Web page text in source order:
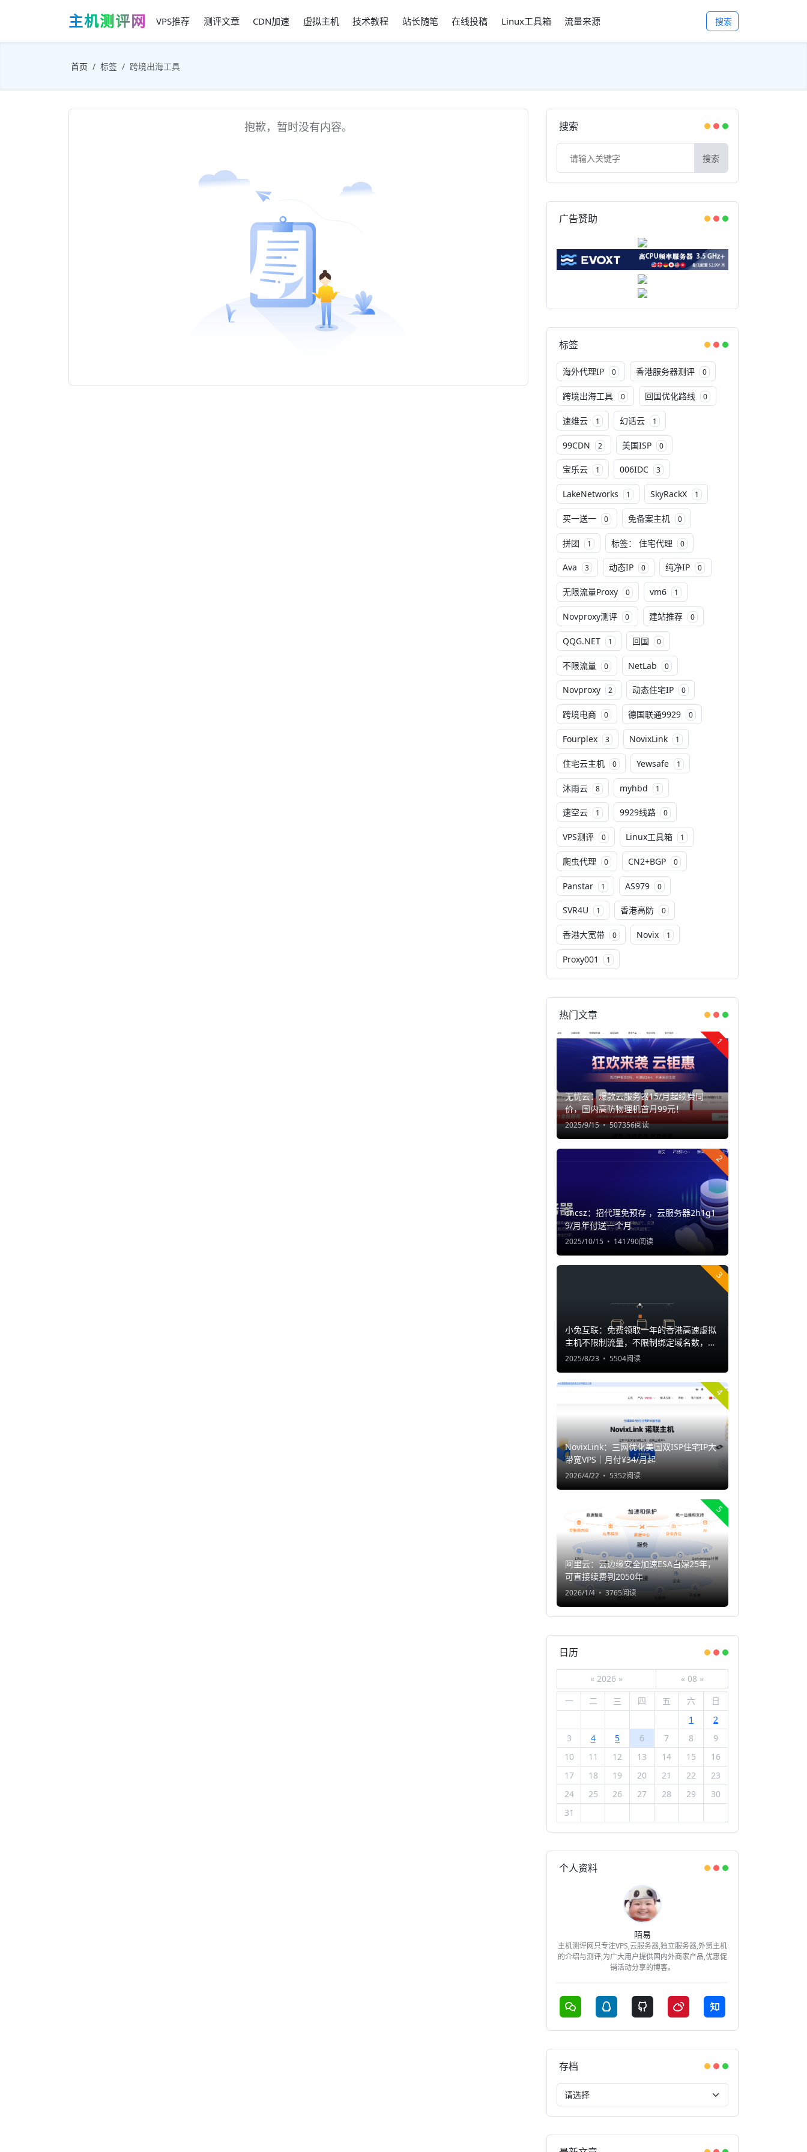
主机测评网 VPS推荐 测评文章 CDN加速 虚拟主机 技术教程 站长随笔 在线投稿 Linux工具箱 流量来源 搜索
首页 标签 跨境出海工具
抱歉，暂时没有内容。 搜索
搜索
广告赞助
标签
海外代理IP 0 香港服务器测评 0
跨境出海工具 0 回国优化路线 0
速维云 1 幻话云 1
99CDN 2 美国ISP 0
宝乐云 1 006IDC 3
LakeNetworks 1 SkyRackX 1
买一送一 0 免备案主机 0
拼团 1 标签： 住宅代理 0
Ava 3 动态IP 0 纯净IP 0
无限流量Proxy 0 vm6 1
Novproxy测评 0 建站推荐 0
QQG.NET 1 回国 0
不限流量 0 NetLab 0
Novproxy 2 动态住宅IP 0
跨境电商 0 德国联通9929 0
Fourplex 3 NovixLink 1
住宅云主机 0 Yewsafe 1
沐雨云 8 myhbd 1
速空云 1 9929线路 0
VPS测评 0 Linux工具箱 1
爬虫代理 0 CN2+BGP 0
Panstar 1 AS979 0
SVR4U 1 香港高防 0
香港大宽带 0 Novix 1
Proxy001 1
热门文章
1
无忧云：爆款云服务器15/月起续费同
价，国内高防物理机首月99元！
2025/9/15 507356阅读
2
cncsz：招代理免预存 ，云服务器2h1g1
9/月年付送一个月
2025/10/15 141790阅读
3
小兔互联：免费领取一年的香港高速虚拟
主机不限制流量，不限制绑定域名数，支
持一键部署程序
2025/8/23 5504阅读
4
NovixLink：三网优化美国双ISP住宅IP大
带宽VPS｜月付¥34/月起
2026/4/22 5352阅读
5
阿里云：云边缘安全加速ESA白嫖25年，
可直接续费到2050年
2026/1/4 3765阅读
日历
« 2026 » « 08 »
一
二 三 四 五 六
日
1
2
3
4 5 6 7 8
9
10
11 12 13 14 15
16
17
18 19 20 21 22
23
24
25 26 27 28 29
30
31
个人资料
陌易
主机测评网只专注VPS,云服务器,独立服务器,外贸主机
的介绍与测评,为广大用户提供国内外商家产品,优惠促
销活动分享的博客。
存档